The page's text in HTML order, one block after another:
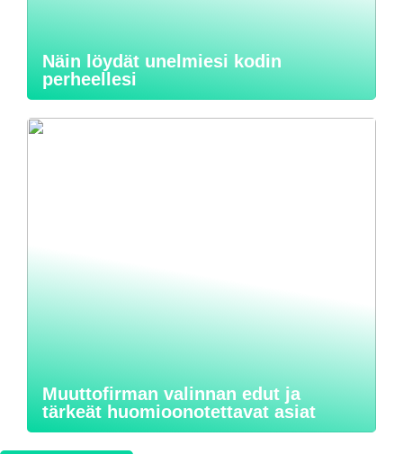
Näin löydät unelmiesi kodin
perheellesi
Muuttofirman valinnan edut ja
tärkeät huomioonotettavat asiat